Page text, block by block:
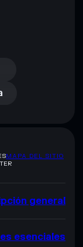
MAPA DEL SITIO
general
esenciales